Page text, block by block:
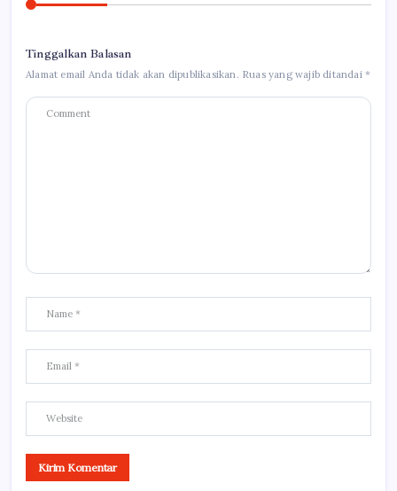
Tinggalkan Balasan
Alamat email Anda tidak akan dipublikasikan. Ruas yang wajib ditandai*